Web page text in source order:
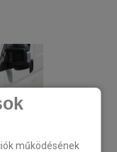
működésének